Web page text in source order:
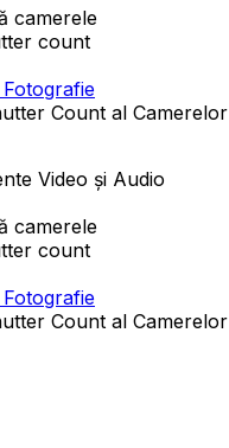
camerele
count
Count al Camerelor
Video și Audio
camerele
count
Count al Camerelor